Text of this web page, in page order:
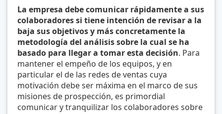
La empresa debe comunicar rápidamente a sus
colaboradores si tiene intención de revisar a la
baja sus objetivos y más concretamente la
metodología del análisis sobre la cual se ha
basado para llegar a tomar esta decisión. Para
mantener el empeño de los equipos, y en
particular el de las redes de ventas cuya
motivación debe ser máxima en el marco de sus
misiones de prospección, es primordial
comunicar y tranquilizar los colaboradores sobre